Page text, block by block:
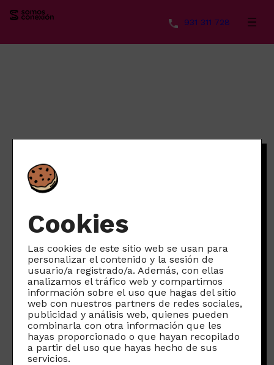
Cookies
Las cookies de este sitio web se usan para
personalizar el contenido y la sesión de
usuario/a registrado/a. Además, con ellas
analizamos el tráfico web y compartimos
información sobre el uso que hagas del sitio
web con nuestros partners de redes sociales,
publicidad y análisis web, quienes pueden
combinarla con otra información que les
hayas proporcionado o que hayan recopilado
a partir del uso que hayas hecho de sus
servicios.
931 311 728